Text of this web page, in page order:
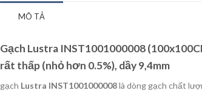
MÔ TẢ
Gạch Lustra INST1001000008
rất thấp (nhỏ hơn 0.5%), dầy 9,4mm
gạch Lustra INST1001000008là dòng gạch chất